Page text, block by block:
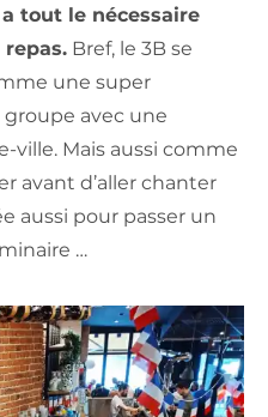
tout le nécessaire
Bref, le 3B se
une super
avec une
ville. Mais aussi comme
avant d’aller chanter
aussi pour passer un
…